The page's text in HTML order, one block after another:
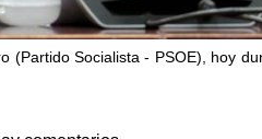
(Partido Socialista - PSOE), hoy